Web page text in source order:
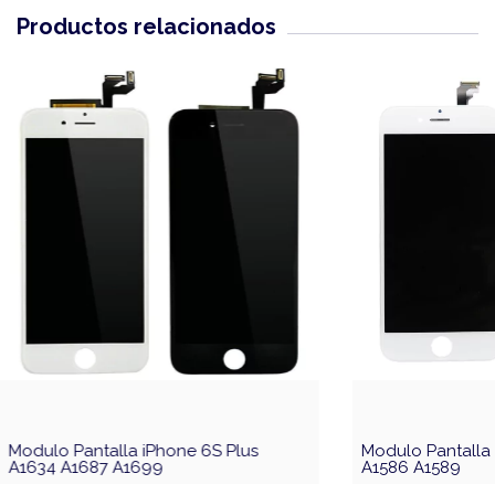
Productos relacionados
Modulo Pantalla iPhone 6S Plus
A1634 A1687 A1699
Modulo Pantalla
A1586 A1589